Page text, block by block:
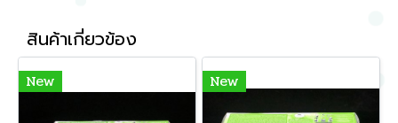
สินค้าเกี่ยวข้อง
New New